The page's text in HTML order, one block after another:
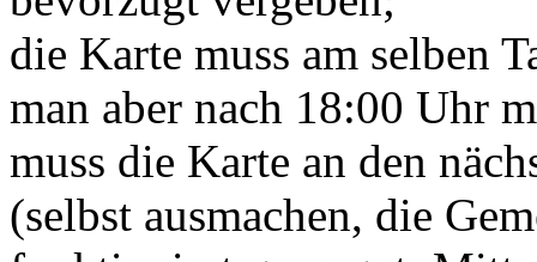
die Karte muss am selben
man aber nach 18:00 Uhr
muss die Karte an den
(selbst ausmachen, die